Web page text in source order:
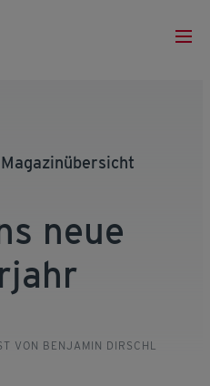
neue
VON BENJAMIN DIRSCHL